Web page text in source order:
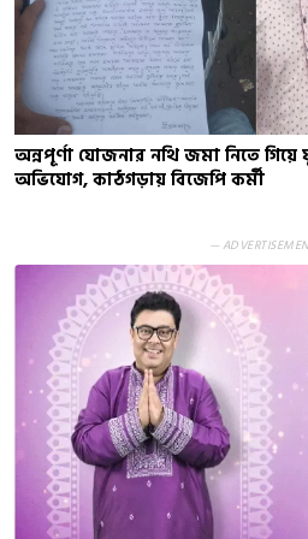
অন্নপূর্ণা যোজনার নথি জমা নিতে গিয়ে
অভিযোগ, কাঠগড়ায় বিজেপি কর্মী
—